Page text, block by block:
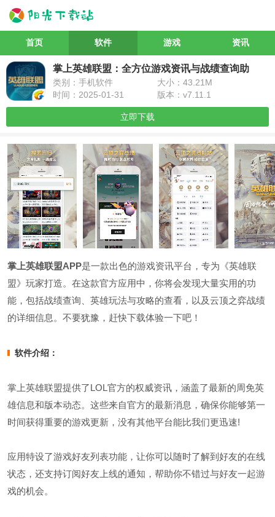
首页 软件 游戏 资讯
掌上英雄联盟：全方位游戏资讯与战绩查询助
手
类别：手机软件
大小：43.21M
时间：2025-01-31
版本：v7.11.1
立即下载
掌上英雄联盟APP是一款出色的游戏资讯平台，专为《英雄联
盟》玩家打造。在这款官方应用中，你将会发现大量实用的功
能，包括战绩查询、英雄玩法与攻略的查看，以及云顶之弈战绩
的详细信息。不要犹豫，赶快下载体验一下吧！
软件介绍：
掌上英雄联盟提供了LOL官方的权威资讯，涵盖了最新的周免英
雄信息和版本动态。这些来自官方的最新消息，确保你能够第一
时间获得重要的游戏更新，没有其他平台能比我们更迅速!
应用特设了游戏好友列表功能，让你可以随时了解到好友的在线
状态，还支持订阅好友上线的通知，帮助你不错过与好友一起游
戏的机会。